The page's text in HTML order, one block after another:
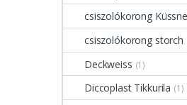
csiszolókorong
csiszolókorong storch
Deckweiss (1)
Diccoplast Tikkurila (1)